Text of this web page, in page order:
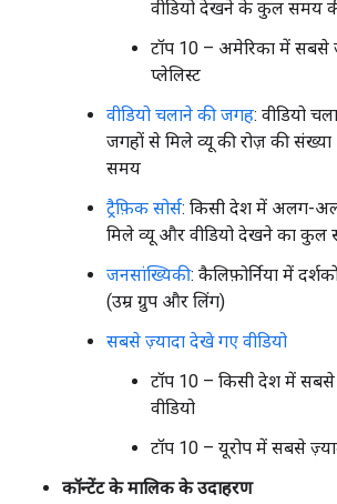
वीडियो देखने के कुल समय
टॉप 10 – अमेरिका में सबसे
प्लेलिस्ट
वीडियो चलाने की जगह: वीडियो
जगहों से मिले व्यू की रोज़ की
समय
ट्रैफ़िक सोर्स: किसी देश में अलग-
मिले व्यू और वीडियो देखने का कुल
जनसांख्यिकी: कैलिफ़ोर्निया में
(उम्र ग्रुप और लिंग)
सबसे ज़्यादा देखे गए वीडियो
टॉप 10 – किसी देश में
वीडियो
टॉप 10 – यूरोप में सबसे
कॉन्टेंट के मालिक के उदाहरण